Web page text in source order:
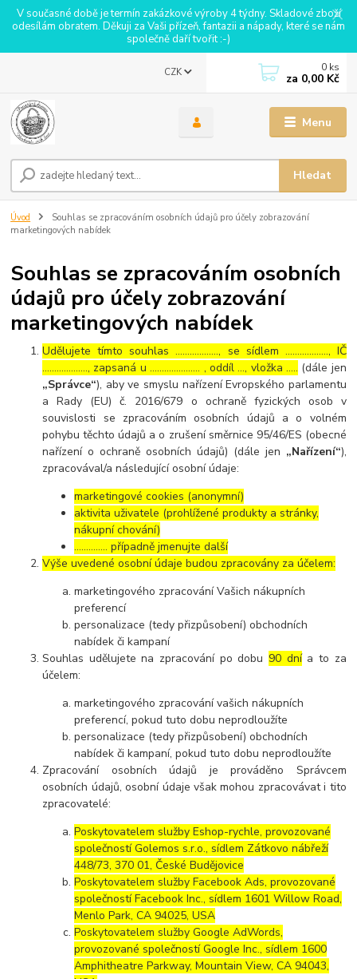
V současné době je termín zakázkové výroby 4 týdny. Skladové zboží
odesílám obratem. Děkuji za Vaši přízeň, fantazii a nápady, které se nám
společně daří tvořit :-)
Menu
CZK
Hledat
0 ks
za 0,00 Kč
Úvod
Souhlas se zpracováním osobních údajů pro účely zobrazování
marketingových nabídek
Souhlas se zpracováním osobních
údajů pro účely zobrazování
marketingových nabídek
Udělujete tímto souhlas ……………..., se sídlem ………………, IČ
………………., zapsaná u ………………… , oddíl …, vložka ….. (dále jen
„Správce“), aby ve smyslu nařízení Evropského parlamentu
a Rady (EU) č. 2016/679 o ochraně fyzických osob v
souvislosti se zpracováním osobních údajů a o volném
pohybu těchto údajů a o zrušení směrnice 95/46/ES (obecné
nařízení o ochraně osobních údajů) (dále jen „Nařízení“),
zpracovával/a následující osobní údaje:
marketingové cookies (anonymní)
aktivita uživatele (prohlížené produkty a stránky,
nákupní chování)
………….. případně jmenujte další
Výše uvedené osobní údaje budou zpracovány za účelem:
marketingového zpracování Vašich nákupních
preferencí
personalizace (tedy přizpůsobení) obchodních
nabídek či kampaní
Souhlas udělujete na zpracování po dobu 90 dnía to za
účelem:
marketingového zpracování vašich nákupních
preferencí, pokud tuto dobu neprodloužíte
personalizace (tedy přizpůsobení) obchodních
nabídek či kampaní, pokud tuto dobu neprodloužíte
Zpracování osobních údajů je prováděno Správcem
osobních údajů, osobní údaje však mohou zpracovávat i tito
zpracovatelé:
Poskytovatelem služby Eshop-rychle, provozované
společností Golemos s.r.o., sídlem Zátkovo nábřeží
448/73, 370 01, České Budějovice
Poskytovatelem služby Facebook Ads, provozované
společností Facebook Inc., sídlem 1601 Willow Road,
Menlo Park, CA 94025, USA
Poskytovatelem služby Google AdWords,
provozované společností Google Inc., sídlem 1600
Amphitheatre Parkway, Mountain View, CA 94043,